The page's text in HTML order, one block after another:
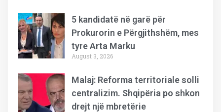
5 kandidatë në garë për
Prokurorin e Përgjithshëm, mes
tyre Arta Marku
August 3, 2026
Malaj: Reforma territoriale solli
centralizim. Shqipëria po shkon
drejt një mbretërie